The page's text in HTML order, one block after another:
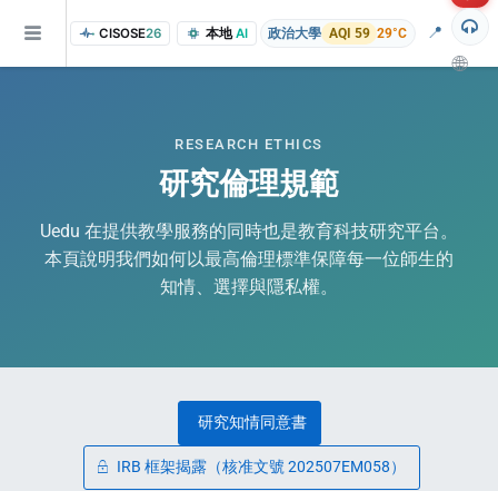
research findings, in addition to the course project website and
CISOSE26 本地AI 政治大學 AQI 59 29°C 📍
🌐
RESEARCH ETHICS
研究倫理規範
Uedu 在提供教學服務的同時也是教育科技研究平台。
本頁說明我們如何以最高倫理標準保障每一位師生的
知情、選擇與隱私權。
研究知情同意書
IRB 框架揭露（核准文號 202507EM058）